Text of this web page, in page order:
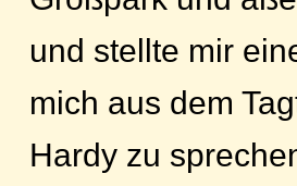
und stellte mir
mich aus dem
Hardy zu